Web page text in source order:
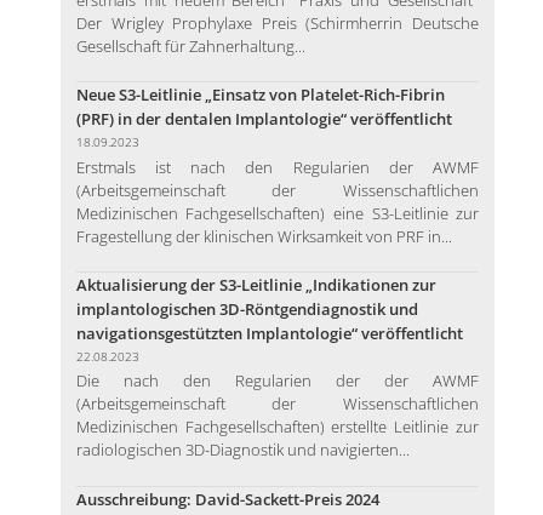
Der Wrigley Prophylaxe Preis (Schirmherrin Deutsche
Gesellschaft für Zahnerhaltung...
Neue S3-Leitlinie „Einsatz von Platelet-Rich-Fibrin
(PRF) in der dentalen Implantologie“ veröffentlicht
18.09.2023
Erstmals ist nach den Regularien der AWMF
(Arbeitsgemeinschaft der Wissenschaftlichen
Medizinischen Fachgesellschaften) eine S3-Leitlinie zur
Fragestellung der klinischen Wirksamkeit von PRF in...
Aktualisierung der S3-Leitlinie „Indikationen zur
implantologischen 3D-Röntgendiagnostik und
navigationsgestützten Implantologie“ veröffentlicht
22.08.2023
Die nach den Regularien der der AWMF
(Arbeitsgemeinschaft der Wissenschaftlichen
Medizinischen Fachgesellschaften) erstellte Leitlinie zur
radiologischen 3D-Diagnostik und navigierten...
Ausschreibung: David-Sackett-Preis 2024